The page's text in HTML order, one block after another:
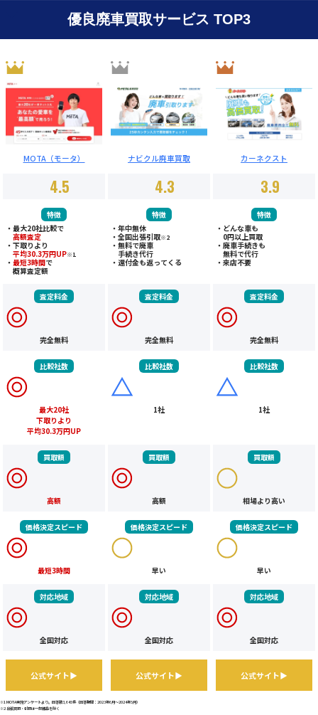
優良廃車買取サービス TOP3
MOTA（モータ） ナビクル廃車買取 カーネクスト
4.5 4.3 3.9
特徴
・最大20社比較で
高額査定
・下取りより
平均30.3万円UP※1
・ 最短3時間で
概算査定額
特徴
・年中無休
・ 全国出張引取※2
・ 無料で廃車
手続き代行
・ 還付金も返ってくる
特徴
・どんな車も
0円以上買取
・廃車手続きも
無料で代行
・来店不要
査定料金
完全無料
査定料金
完全無料
査定料金
完全無料
比較社数
最大20社
下取りより
平均30.3万円UP
比較社数
1社
比較社数
1社
買取額
高額
買取額
高額
買取額
相場より高い
価格決定スピード
最短3時間
価格決定スピード
早い
価格決定スピード
早い
対応地域
全国対応
対応地域
全国対応
対応地域
全国対応
公式サイト▶ 公式サイト▶ 公式サイト▶
※1 MOTA実施アンケートより。回答数3,645件（回答期間：2023年6月～2024年5月）
※2 出張買取・引取は一部離島を除く